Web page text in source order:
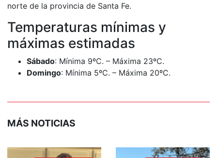
norte de la provincia de Santa Fe.
Temperaturas mínimas y
máximas estimadas
Sábado: Mínima 9ºC. – Máxima 23ºC.
Domingo: Mínima 5ºC. – Máxima 20ºC.
MÁS NOTICIAS